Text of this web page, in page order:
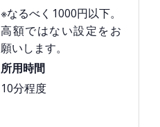
※なるべく1000円以下。
高額ではない設定をお
願いします。
所用時間
10分程度